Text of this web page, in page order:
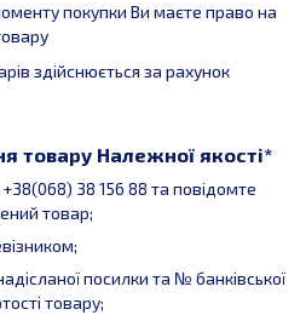
покупки Ви маєте право на
здійснюється за рахунок
товару Належної якості*
38 156 88 та повідомте
товар;
посилки та № банківської
товару;